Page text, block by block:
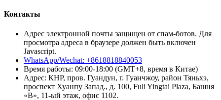
Контакты
Адрес электронной почты защищен от спам-ботов. Для
просмотра адреса в браузере должен быть включен
Javascript.
WhatsApp/Wechat: +8618818840053
Время работы: 09:00-18:00 (GMT+8, время в Китае)
Адрес: КНР, пров. Гуандун, г. Гуанчжоу, район Тяньхэ,
проспект Хуанпу Запад., д. 100, Fuli Yingtai Plaza, Башня
«B», 11-ый этаж, офис 1102.